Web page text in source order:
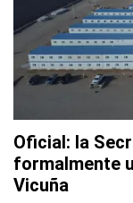
Oficial: la
formalmente
Vicuña